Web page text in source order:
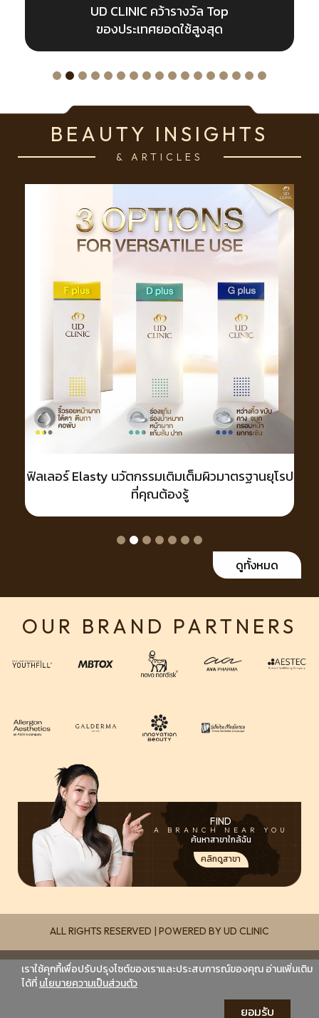
คว้ารางวัล Top
ประเทศยอดใช้สูงสุด
BEAUTY INSIGHTS
& ARTICLES
นวัตกรรมเติมเต็มผิวมาตรฐานยุโรป
ฟิลเลอร์
ดูทั้งหมด
OUR BRAND PARTNERS
FIND
A BRANCH NEAR YOU
ค้นหาสาขาใกล้ฉัน
คลิกดูสาขา
ALL RIGHTS RESERVED | POWERED BY UD CLINIC
เราใช้คุกกี้เพื่อปรับปรุงไซต์ของเราและประสบการณ์ของคุณ อ่านเพิ่มเติม
ได้ที่นโยบายความเป็นส่วนตัว
ยอมรับ